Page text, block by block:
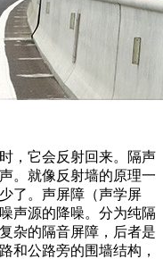
，它会反射回来。隔声
。就像反射墙的原理一
了。声屏障（声学屏
声源的降噪。分为纯隔
杂的隔音屏障，后者是
和公路旁的围墙结构，